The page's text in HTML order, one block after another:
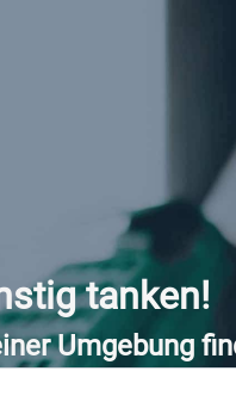
tanken!
Umgebung